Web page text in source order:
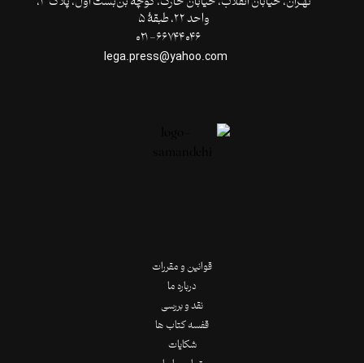
واحد ۲۲، طبقۀ ۵
قوانین و مقررات
درباره ما
نقد و بررسی
قفسه کتاب ها
شکایات